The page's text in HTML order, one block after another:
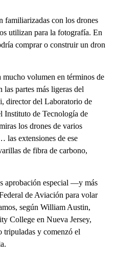
familiarizadas con los drones
utilizan para la fotografía. En
comprar o construir un dron
mucho volumen en términos de
las partes más ligeras del
director del Laboratorio de
Instituto de Tecnología de
los drones de varios
las extensiones de ese
de fibra de carbono,
aprobación especial —y más
de Aviación para volar
según William Austin,
College en Nueva Jersey,
tripuladas y comenzó el